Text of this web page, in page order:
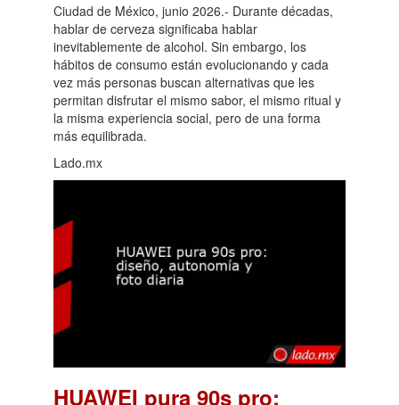
Ciudad de México, junio 2026.- Durante décadas,
hablar de cerveza significaba hablar
inevitablemente de alcohol. Sin embargo, los
hábitos de consumo están evolucionando y cada
vez más personas buscan alternativas que les
permitan disfrutar el mismo sabor, el mismo ritual y
la misma experiencia social, pero de una forma
más equilibrada.
Lado.mx
HUAWEI pura 90s pro: